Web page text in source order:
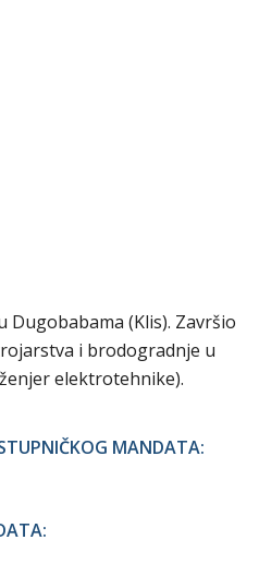
Dugobabama (Klis). Završio
i brodogradnje u
elektrotehnike).
MANDATA: